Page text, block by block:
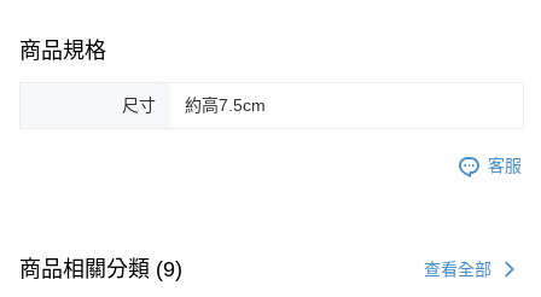
商品規格
尺寸 約高7.5cm
客服
商品相關分類 (9) 查看全部